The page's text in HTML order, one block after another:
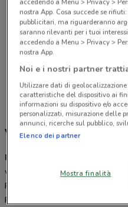
Via Salaria, 741 Roma
4.4 km
APERTO
Via Nazionale, 45
4.8 km
Volantino, offerte e
Prénatal
veste neonati, bimbi e donne in
Prénatal, pratici, leggeri e
Prénatal per i più piccini.
accedendo a Menu > Privacy >
nostra App. Cosa succede se
pubblicitari, ma riguarderanno
saranno rilevanti per i tuoi
accedendo a Menu > Privacy >
nostra App.
Noi e i nostri partner
Utilizzare dati di
caratteristiche del dispositivo ai
informazioni su dispositivo e/o
personalizzati, misurazione delle
annunci, ricerche sul pubblico,
Elenco dei partner
Mostra finalità